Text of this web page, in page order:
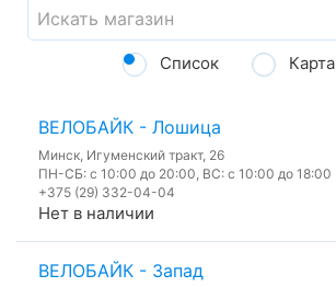
Список Карта
ВЕЛОБАЙК - Лошица
Минск, Игуменский тракт, 26
ПН-СБ: с 10:00 до 20:00, ВС: с 10:00 до 18:00
+375 (29) 332-04-04
Нет в наличии
ВЕЛОБАЙК - Запад